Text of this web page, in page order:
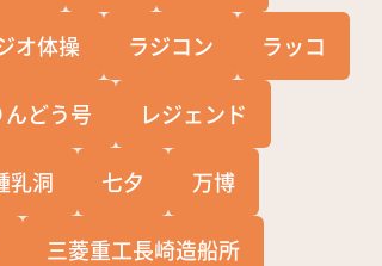
オ体操 ラジコン ラッコ
んどう号 レジェンド
乳洞 七夕 万博
三菱重工長崎造船所